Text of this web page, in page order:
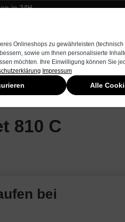
in 24H
810 C
bei
Onlineshops zu gewährleisten
sowie um Ihnen personalisierte
möchten. Ihre Einwilligung können Sie
Impressum
Alle